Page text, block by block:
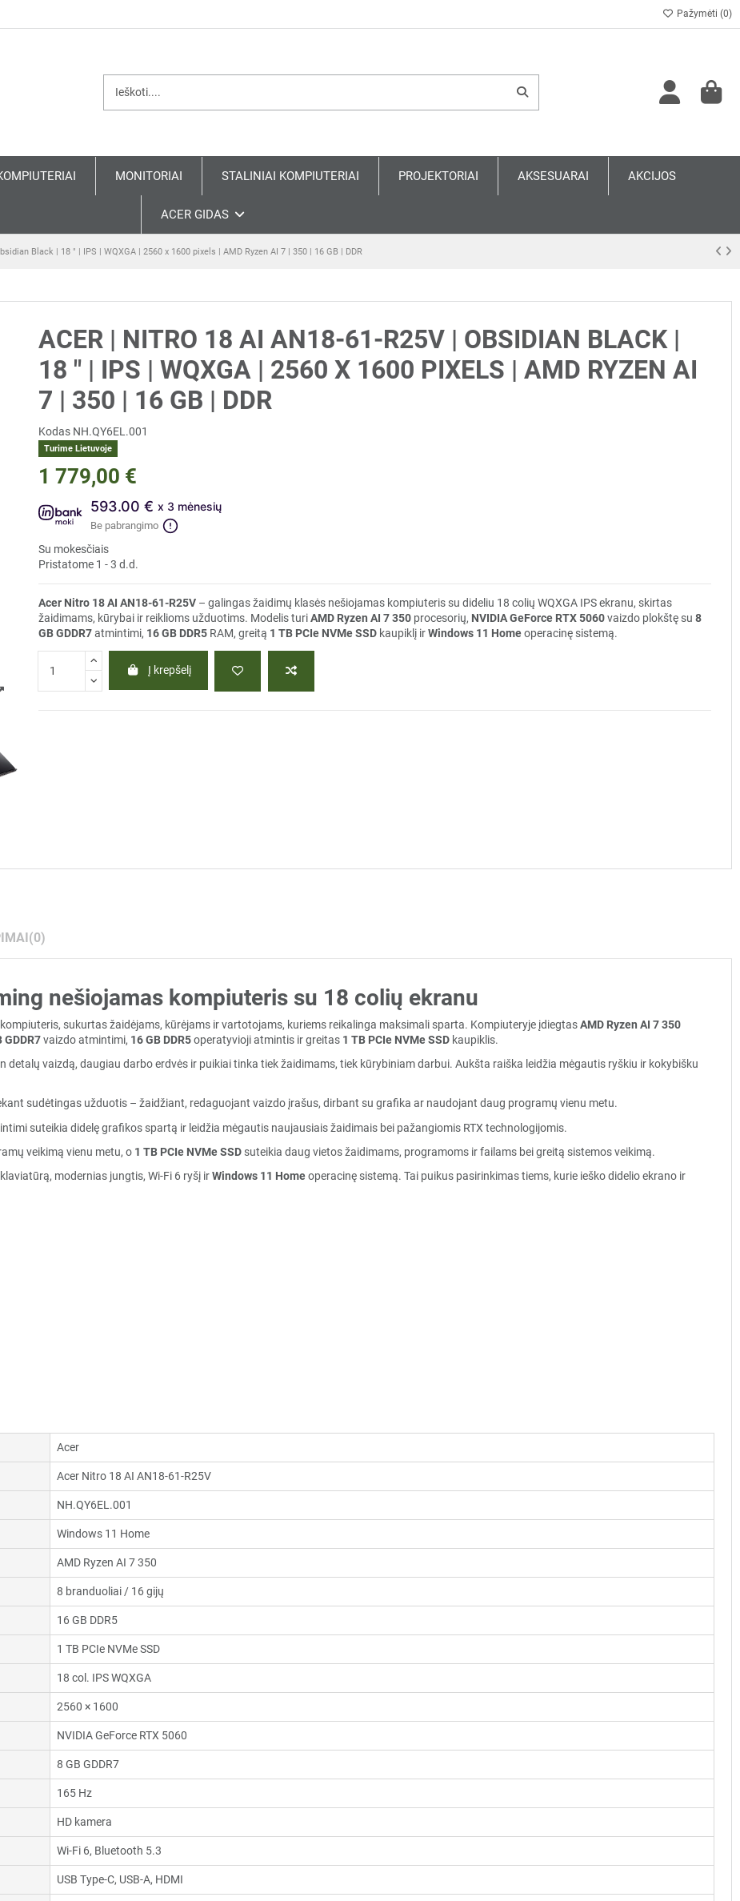
Pažymėti (0)
MONITORIAI STALINIAI KOMPIUTERIAI PROJEKTORIAI AKSESUARAI AKCIJOS
ACER GIDAS
Black | 18 " | IPS | WQXGA | 2560 x 1600 pixels | AMD Ryzen AI 7 | 350 | 16 GB | DDR
ACER | NITRO 18 AI AN18-61-R25V | OBSIDIAN BLACK |
18 " | IPS | WQXGA | 2560 X 1600 PIXELS | AMD RYZEN AI
7 | 350 | 16 GB | DDR
Kodas NH.QY6EL.001
Turime Lietuvoje
1 779,00 €
593.00 € x 3 mėnesių
Be pabrangimo
Su mokesčiais
Pristatome 1 - 3 d.d.
Acer Nitro 18 AI AN18-61-R25V – galingas žaidimų klasės nešiojamas kompiuteris su dideliu 18 colių WQXGA IPS ekranu, skirtas
žaidimams, kūrybai ir reiklioms užduotims. Modelis turiAMD Ryzen AI 7 350 procesorių, NVIDIA GeForce RTX 5060vaizdo plokštę su 8
GB GDDR7atmintimi, 16 GB DDR5 RAM, greitą 1 TB PCIe NVMe SSD kaupiklį irWindows 11 Homeoperacinę sistemą.
Į krepšelį
(0)
nešiojamas kompiuteris su 18 colių ekranu
sukurtas žaidėjams, kūrėjams ir vartotojams, kuriems reikalinga maksimali sparta. Kompiuteryje įdiegtasAMD Ryzen AI 7 350
GDDR7vaizdo atmintimi, 16 GB DDR5operatyvioji atmintis ir greitas 1 TB PCIe NVMe SSDkaupiklis.
detalų vaizdą, daugiau darbo erdvės ir puikiai tinka tiek žaidimams, tiek kūrybiniam darbui. Aukšta raiška leidžia mėgautis ryškiu ir kokybišku
sudėtingas užduotis – žaidžiant, redaguojant vaizdo įrašus, dirbant su grafika ar naudojant daug programų vienu metu.
suteikia didelę grafikos spartą ir leidžia mėgautis naujausiais žaidimais bei pažangiomis RTX technologijomis.
veikimą vienu metu, o 1 TB PCIe NVMe SSDsuteikia daug vietos žaidimams, programoms ir failams bei greitą sistemos veikimą.
modernias jungtis, Wi-Fi 6 ryšį irWindows 11 Homeoperacinę sistemą. Tai puikus pasirinkimas tiems, kurie ieško didelio ekrano ir
Acer
Acer Nitro 18 AI AN18-61-R25V
NH.QY6EL.001
Windows 11 Home
AMD Ryzen AI 7 350
8 branduoliai / 16 gijų
16 GB DDR5
1 TB PCIe NVMe SSD
18 col. IPS WQXGA
2560 × 1600
NVIDIA GeForce RTX 5060
8 GB GDDR7
165 Hz
HD kamera
Wi-Fi 6, Bluetooth 5.3
USB Type-C, USB-A, HDMI